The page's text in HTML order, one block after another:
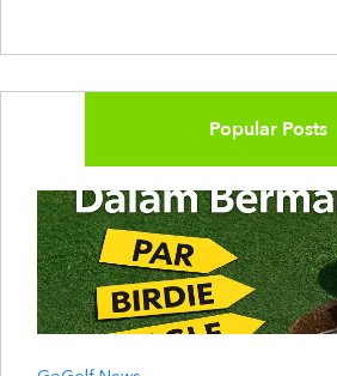
Popular Posts